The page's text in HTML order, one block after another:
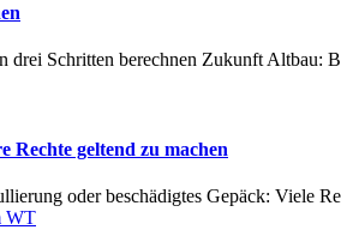
drei Schritten berechnen Zukunft Altbau:
Rechte geltend zu machen
oder beschädigtes Gepäck: Viele